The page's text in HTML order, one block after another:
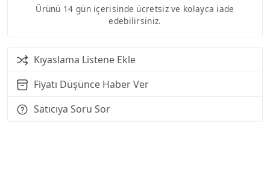
Ürünü 14 gün içerisinde ücretsiz ve kolayca iade
edebilirsiniz.
Kıyaslama Listene Ekle
Fiyatı Düşünce Haber Ver
Satıcıya Soru Sor